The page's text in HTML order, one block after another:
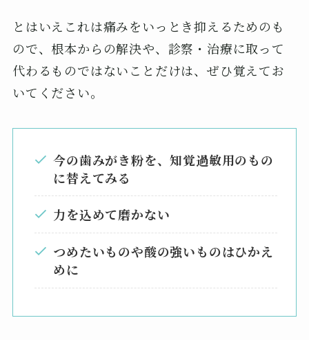
とはいえこれは痛みをいっとき抑えるためのも
ので、根本からの解決や、診察・治療に取って
代わるものではないことだけは、ぜひ覚えてお
いてください。
今の歯みがき粉を、知覚過敏用のもの
に替えてみる
力を込めて磨かない
つめたいものや酸の強いものはひかえ
めに